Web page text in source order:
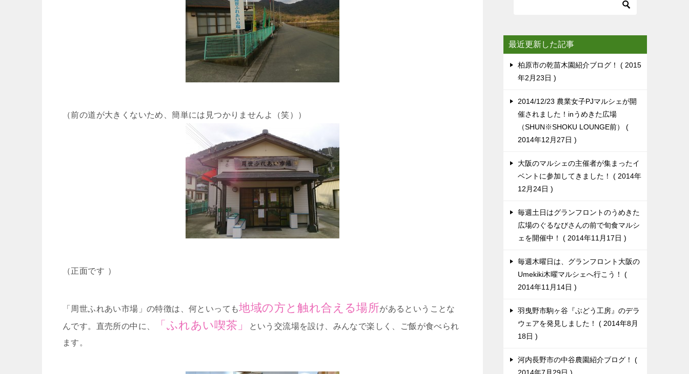
（前の道が大きくないため、簡単には見つかりませんよ（笑））
（正面です ）
「周世ふれあい市場」の特徴は、何といっても地域の方と触れ合える場所があるということな
んです。直売所の中に、
「ふれあい喫茶」
という交流場を設け、みんなで楽しく、ご飯が食べられ
ます。
最近更新した記事
柏原市の乾苗木園紹介ブログ！
2015
年2月23日
2014/12/23 農業女子PJマルシェが開
催されました！inうめきた広場
（SHUN※SHOKU LOUNGE前）
2014年12月27日
大阪のマルシェの主催者が集まったイ
ベントに参加してきました！
2014年
12月24日
毎週土日はグランフロントのうめきた
広場のぐるなびさんの前で旬食マルシ
ェを開催中！
2014年11月17日
毎週木曜日は、グランフロント大阪の
Umekiki木曜マルシェへ行こう！
2014年11月14日
羽曳野市駒ヶ谷『ぶどう工房』のデラ
ウェアを発見しました！
2014年8月
18日
河内長野市の中谷農園紹介ブログ！